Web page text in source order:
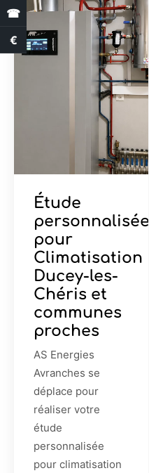
Étude
personnalisée
pour
Climatisation
Ducey-les-
Chéris et
communes
proches
AS Energies
Avranches se
déplace pour
réaliser votre
étude
personnalisée
pour climatisation
☎
€
Estimation des aides